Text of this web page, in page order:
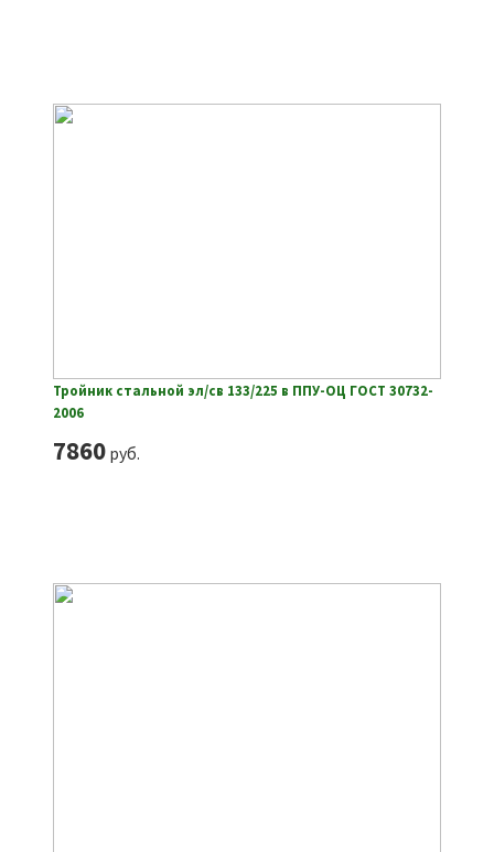
Тройник стальной эл/св 133/225 в ППУ-ОЦ ГОСТ 30732-
2006
7860руб.